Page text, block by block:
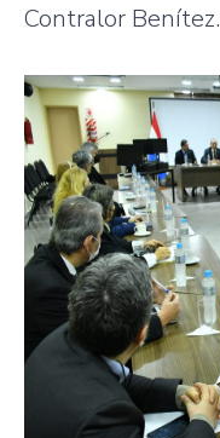
Contralor Benítez.